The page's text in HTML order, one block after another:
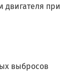
двигателя при
выбросов